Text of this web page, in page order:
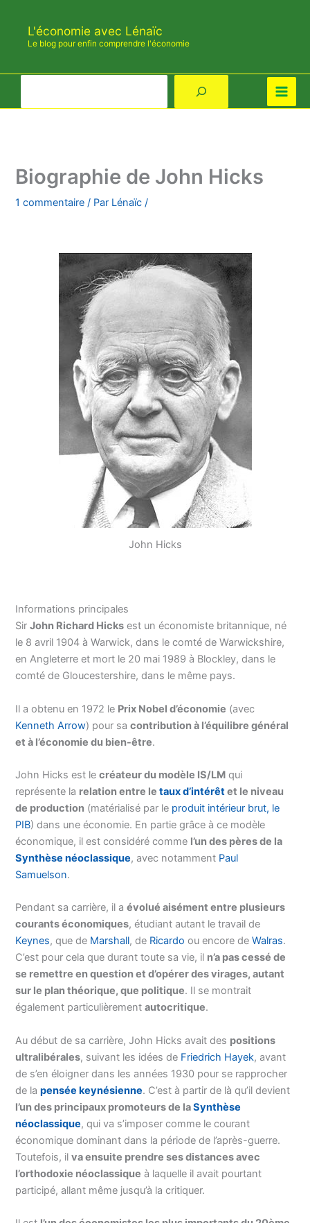
contenu
L'économie avec Lénaïc
Le blog pour enfin comprendre l'économie
Biographie de John Hicks
1 commentaire / Par Lénaïc/
John Hicks
Informations principales
SirJohn Richard Hicks est un économiste britannique, né
le 8 avril 1904 à Warwick, dans le comté de Warwickshire,
en Angleterre et mort le 20 mai 1989 à Blockley, dans le
comté de Gloucestershire, dans le même pays.
Il a obtenu en 1972 le Prix Nobel d’économie (avec
Kenneth Arrow) pour sacontribution à l’équilibre général
et à l’économie du bien-être.
John Hicks est lecréateur du modèle IS/LM qui
représente la relation entre letaux d’intérêtet le niveau
de production (matérialisé par le produit intérieur brut, le
PIB) dans une économie. En partie grâce à ce modèle
économique, il est considéré comme l’un des pères de la
Synthèse néoclassique, avec notamment Paul
Samuelson.
Pendant sa carrière, il aévolué aisément entre plusieurs
courants économiques, étudiant autant le travail de
Keynes, que de Marshall, de Ricardo ou encore deWalras.
C’est pour cela que durant toute sa vie, il n’a pas cessé de
se remettre en question et d’opérer des virages, autant
sur le plan théorique, que politique. Il se montrait
également particulièrementautocritique.
Au début de sa carrière, John Hicks avait des positions
ultralibérales, suivant les idées de Friedrich Hayek, avant
de s’en éloigner dans les années 1930 pour se rapprocher
de lapensée keynésienne. C’est à partir de là qu’il devient
l’un des principaux promoteurs de laSynthèse
néoclassique, qui va s’imposer comme le courant
économique dominant dans la période de l’après-guerre.
Toutefois, ilva ensuite prendre ses distances avec
l’orthodoxie néoclassique à laquelle il avait pourtant
participé, allant même jusqu’à la critiquer.